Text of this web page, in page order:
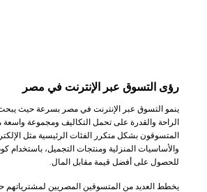
رؤى التسوق عبر الإنترنت في مصر
ينمو التسوق عبر الإنترنت في مصر بسرعة حيث
الراحة والقدرة على تحمل التكاليف ومجموعة
المتسوقون بشكل متكرر الفئات الرئيسية مثل
والأساسيات المنزلية ومنتجات التجميل، باستخدام
للحصول على أفضل قيمة مقابل المال.
يخطط العديد من المتسوقين المصريين لمشترياتهم